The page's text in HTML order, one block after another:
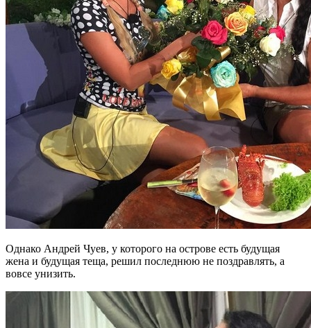
Однако Андрей Чуев, у которого на острове есть будущая
жена и будущая теща, решил последнюю не поздравлять, а
вовсе унизить.